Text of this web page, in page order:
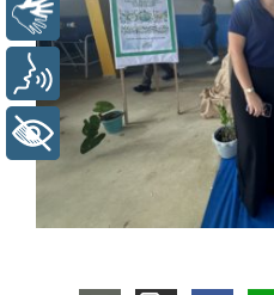
Libras
Voz
+ Acessibilidade